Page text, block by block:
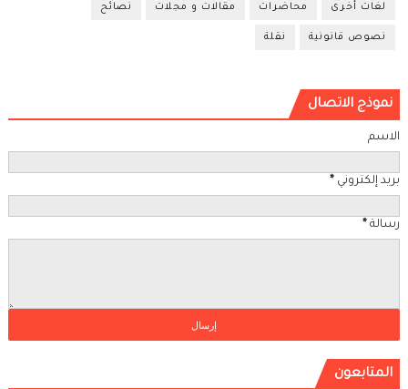
لغات أخرى محاضرات مقالات و مجلات نصائح
نصوص قانونية نقلة
نموذج الاتصال
الاسم
بريد إلكتروني *
رسالة *
المتابعون